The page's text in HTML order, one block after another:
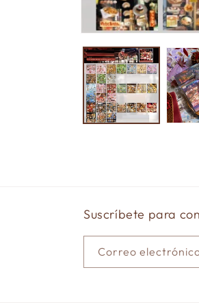
elemento
multimedia
en
una
ventana
modal
Suscríbete para
Correo